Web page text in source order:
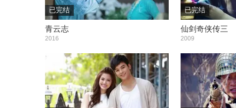
已完结
青云志
2016
已完结
仙剑奇侠传三
2009